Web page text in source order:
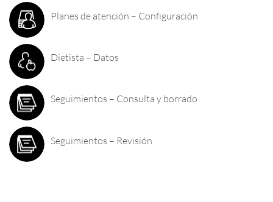
Planes de atención – Configuración
Dietista – Datos
Seguimientos – Consulta y borrado
Seguimientos – Revisión